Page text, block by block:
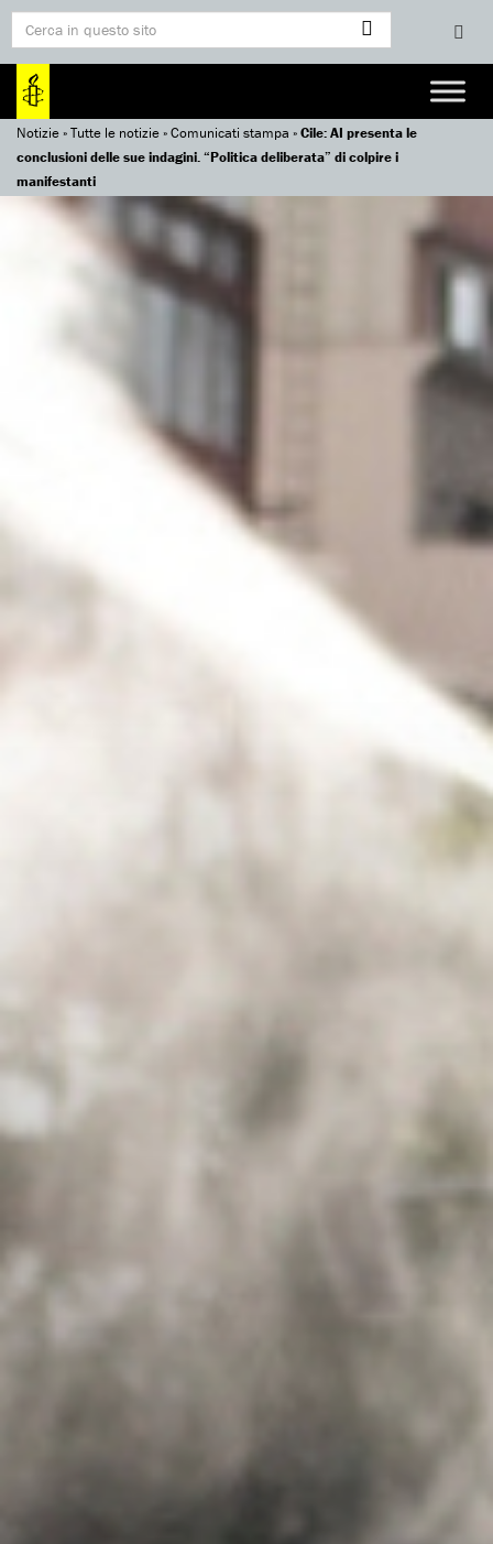
Notizie»Tutte le notizie»Comunicati stampa »Cile: AI presenta le
conclusioni delle sue indagini. “Politica deliberata” di colpire i
manifestanti